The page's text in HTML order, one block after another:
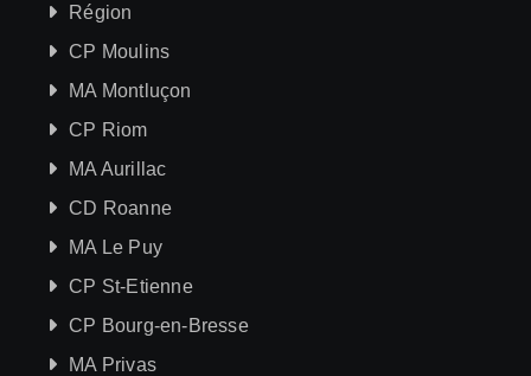
Région
CP Moulins
MA Montluçon
CP Riom
MA Aurillac
CD Roanne
MA Le Puy
CP St-Etienne
CP Bourg-en-Bresse
MA Privas